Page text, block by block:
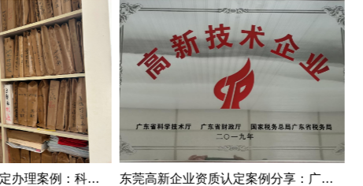
东莞高新技术企业认定办理案例：科技企业通过专家意见提高成过率 东莞高新企业资质认定案例分享：广东科讯协助新能源企业攻克难题